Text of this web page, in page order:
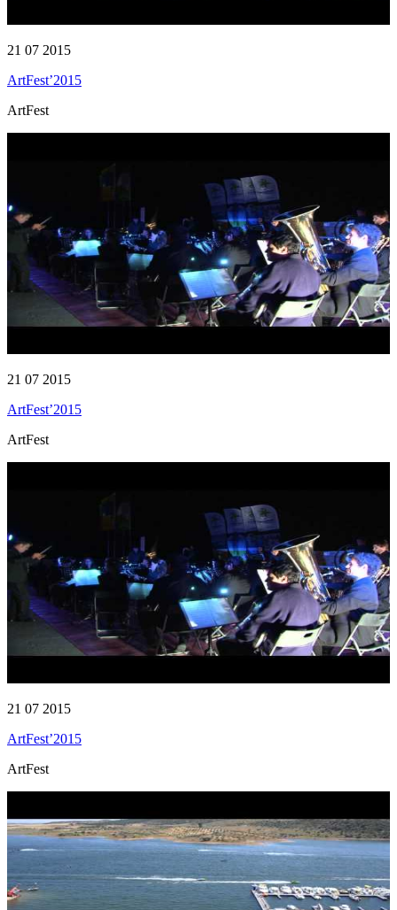
21 07 2015
ArtFest’2015
ArtFest
21 07 2015
ArtFest’2015
ArtFest
21 07 2015
ArtFest’2015
ArtFest